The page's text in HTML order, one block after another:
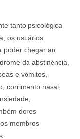
tanto psicológica
os usuários
poder chegar ao
da abstinência,
e vômitos,
corrimento nasal,
dores
membros